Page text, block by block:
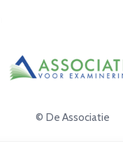
© De Associatie